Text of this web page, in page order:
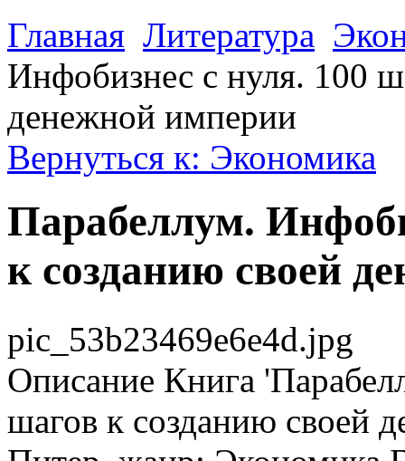
Главная Литература
Инфобизнес с нуля. 100
денежной империи
Вернуться к: Экономика
Парабеллум.
к созданию своей
pic_53b23469e6e4d.jpg
Описание Книга
шагов к созданию своей